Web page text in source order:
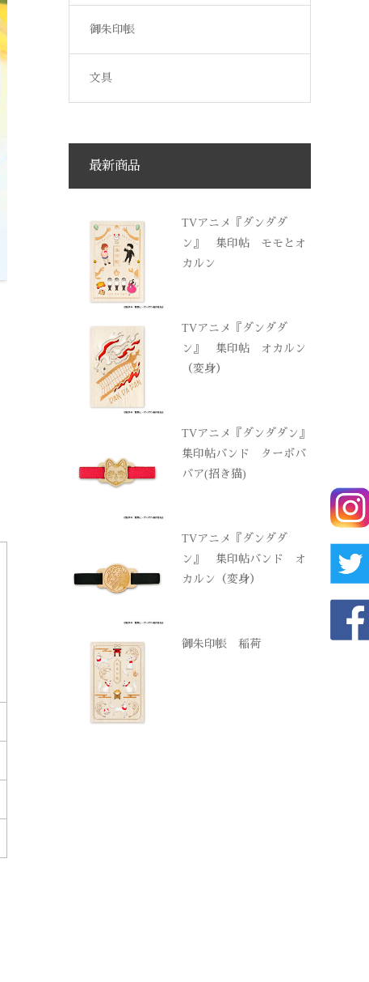
御朱印帳
文具
最新商品
TVアニメ『ダンダダ
ン』 集印帖 モモとオ
カルン
TVアニメ『ダンダダ
ン』 集印帖 オカルン
（変身）
TVアニメ『ダンダダン』
集印帖バンド ターボバ
バア(招き猫)
TVアニメ『ダンダダ
ン』 集印帖バンド オ
カルン（変身）
御朱印帳 稲荷